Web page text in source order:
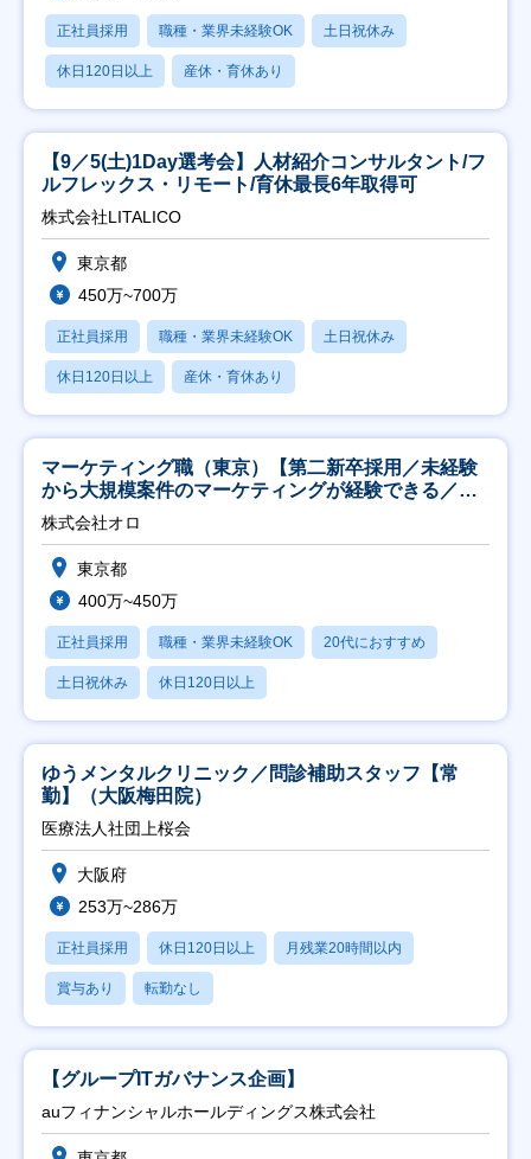
正社員採用 職種・業界未経験OK 土日祝休み
休日120日以上 産休・育休あり
【9／5(土)1Day選考会】人材紹介コンサルタント/フ
ルフレックス・リモート/育休最長6年取得可
株式会社LITALICO
東京都
450万~700万
正社員採用 職種・業界未経験OK 土日祝休み
休日120日以上 産休・育休あり
マーケティング職（東京）【第二新卒採用／未経験
から大規模案件のマーケティングが経験できる／研
修充実】
株式会社オロ
東京都
400万~450万
正社員採用 職種・業界未経験OK 20代におすすめ
土日祝休み 休日120日以上
ゆうメンタルクリニック／問診補助スタッフ【常
勤】（大阪梅田院）
医療法人社団上桜会
大阪府
253万~286万
正社員採用 休日120日以上 月残業20時間以内
賞与あり 転勤なし
【グループITガバナンス企画】
auフィナンシャルホールディングス株式会社